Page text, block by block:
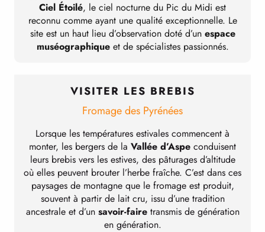
Ciel Étoilé, le ciel nocturne du Pic du Midi est
reconnu comme ayant une qualité exceptionnelle. Le
site est un haut lieu d’observation doté d’un espace
muséographiqueet de spécialistes passionnés.
VISITER LES BREBIS
Fromage des Pyrénées
Lorsque les températures estivales commencent à
monter, les bergers de la Vallée d’Aspe conduisent
leurs brebis vers les estives, des pâturages d’altitude
où elles peuvent brouter l’herbe fraîche. C’est dans ces
paysages de montagne que le fromage est produit,
souvent à partir de lait cru, issu d’une tradition
ancestrale et d’un savoir-fairetransmis de génération
en génération.